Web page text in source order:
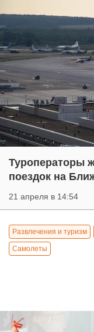
Туроператоры
поездок на
21 апреля в 14:54
Развлечения и туризм
Самолеты